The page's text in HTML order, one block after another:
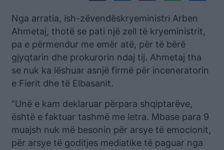
Nga arratia, ish-zëvendëskryeministri Arben
Ahmetaj, thotë se pati një zell të kryeministrit,
pa e përmendur me emër atë, për të bërë
gjyqtarin dhe prokurorin ndaj tij. Ahmetaj tha
se nuk ka lëshuar asnjë firmë për inceneratorin
e Fierit dhe të Elbasanit.
“Unë e kam deklaruar përpara shqiptarëve,
është e faktuar tashmë me letra. Mbase para 9
muajsh nuk më besonin për arsye të emocionit,
për arsye të goditjes mediatike të paguar nga